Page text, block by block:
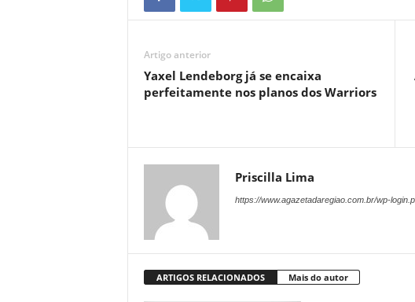
Artigo anterior
Yaxel Lendeborg já se encaixa
perfeitamente nos planos dos Warriors
Priscilla Lima
https://www.agazetadaregiao.com.br/wp-
ARTIGOS RELACIONADOS Mais do autor